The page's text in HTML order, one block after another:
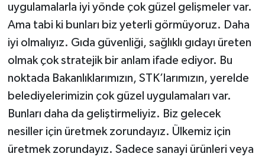
uygulamalarla iyi yönde çok güzel gelişmeler var.
Ama tabi ki bunları biz yeterli görmüyoruz. Daha
iyi olmalıyız. Gıda güvenliği, sağlıklı gıdayı üreten
olmak çok stratejik bir anlam ifade ediyor. Bu
noktada Bakanlıklarımızın, STK’larımızın, yerelde
belediyelerimizin çok güzel uygulamaları var.
Bunları daha da geliştirmeliyiz. Biz gelecek
nesiller için üretmek zorundayız. Ülkemiz için
üretmek zorundayız. Sadece sanayi ürünleri veya